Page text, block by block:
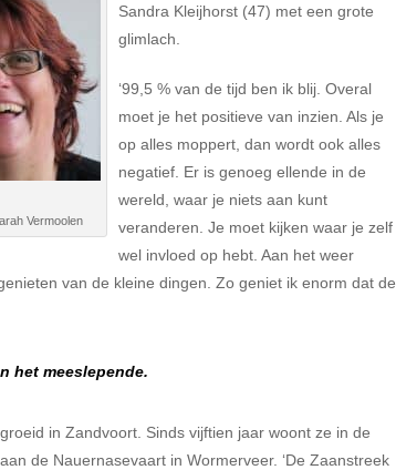
Vermoolen
Sandra Kleijhorst (47) met een grote
glimlach.
‘99,5 % van de tijd ben ik blij. Overal
moet je het positieve van inzien. Als je
op alles moppert, dan wordt ook alles
negatief. Er is genoeg ellende in de
wereld, waar je niets aan kunt
veranderen. Je moet kijken waar je zelf
wel invloed op hebt. Aan het weer
van de kleine dingen. Zo geniet ik enorm dat de
het meeslepende.
in Zandvoort. Sinds vijftien jaar woont ze in de
de Nauernasevaart in Wormerveer. ‘De Zaanstreek